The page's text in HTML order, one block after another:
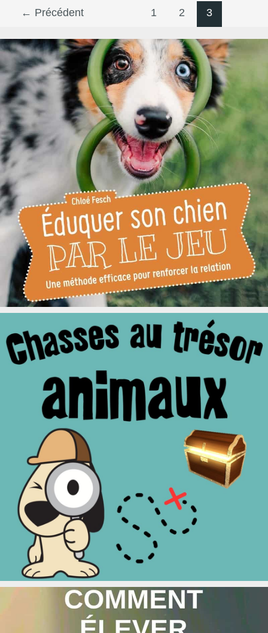
← Précédent 1 2 3